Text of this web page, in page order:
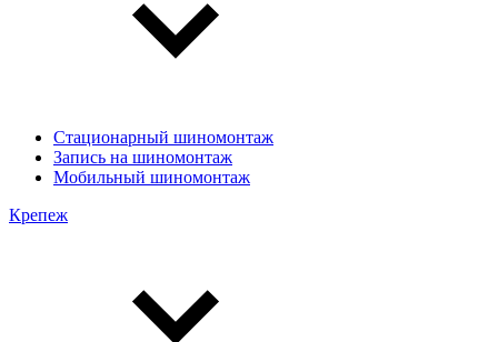
Стационарный шиномонтаж
Запись на шиномонтаж
Мобильный шиномонтаж
Крепеж